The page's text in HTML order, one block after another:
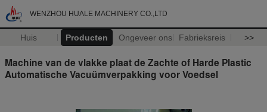
WENZHOU HUALE MACHINERY CO.,LTD
Huis Producten Ongeveer ons Fabrieksreis >>
Machine van de vlakke plaat de Zachte of Harde Plastic
Automatische Vacuümverpakking voor Voedsel